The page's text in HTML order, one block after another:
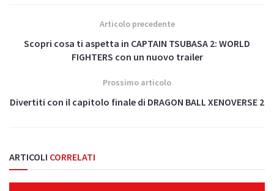
Articolo precedente
Scopri cosa ti aspetta in CAPTAIN TSUBASA 2: WORLD
FIGHTERS con un nuovo trailer
Prossimo articolo
Divertiti con il capitolo finale di DRAGON BALL XENOVERSE 2
ARTICOLI CORRELATI